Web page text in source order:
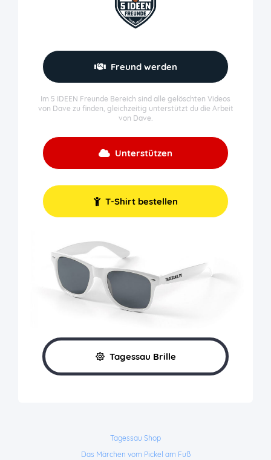
Freund werden
Im 5 IDEEN Freunde Bereich sind alle gelöschten Videos
von Dave zu finden, gleichzeitig unterstützt du die Arbeit
von Dave.
Unterstützen
T-Shirt bestellen
Tagessau Brille
Tagessau Shop
Das Märchen vom Pickel am Fuß